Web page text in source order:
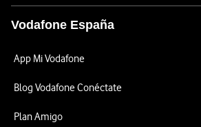
Vodafone España
App Mi Vodafone
Blog Vodafone Conéctate
Plan Amigo